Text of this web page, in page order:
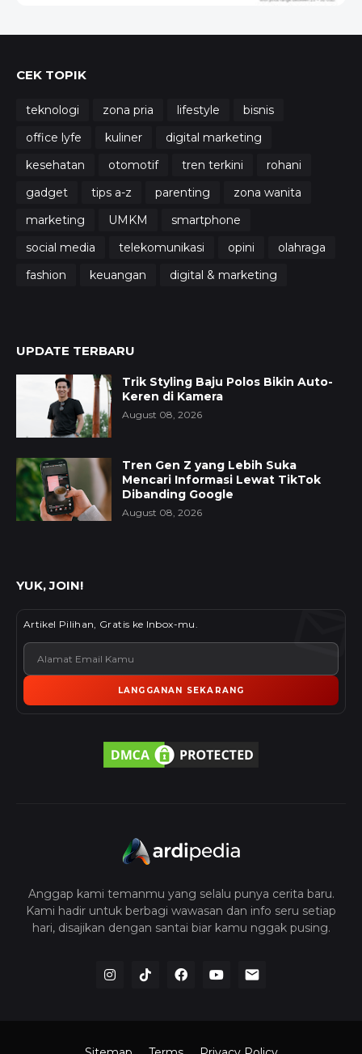
CEK TOPIK
teknologi zona pria lifestyle
bisnis
office lyfe
kuliner
digital marketing
kesehatan
otomotif tren terkini
rohani
gadget
tips a-z parenting
zona wanita
marketing
UMKM
smartphone
social media
telekomunikasi opini
olahraga
fashion
keuangan digital & marketing
UPDATE TERBARU
Trik Styling Baju Polos Bikin Auto-
Keren di Kamera
August 08, 2026
Tren Gen Z yang Lebih Suka
Mencari Informasi Lewat TikTok
Dibanding Google
August 08, 2026
YUK, JOIN!
Artikel Pilihan, Gratis ke Inbox-mu.
LANGGANAN SEKARANG
Anggap kami temanmu yang selalu punya cerita baru.
Kami hadir untuk berbagi wawasan dan info seru setiap
hari, disajikan dengan santai biar kamu nggak pusing.